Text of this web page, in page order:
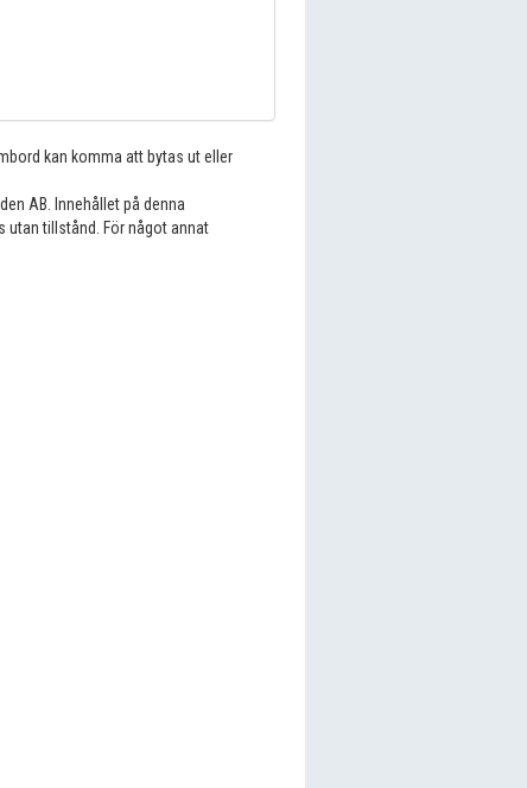
kan komma att bytas ut eller
AB. Innehållet på denna
tillstånd. För något annat